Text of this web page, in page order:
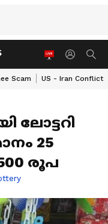
Scam US - Iran Conflict
25
രൂപ